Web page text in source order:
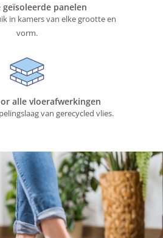
geïsoleerde panelen
in kamers van elke grootte en
vorm.
alle vloerafwerkingen
van gerecycled vlies.